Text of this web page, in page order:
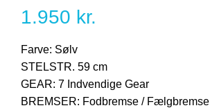
1.950 kr.
Farve: Sølv
STELSTR. 59 cm
GEAR: 7 Indvendige Gear
BREMSER: Fodbremse / Fælgbremse